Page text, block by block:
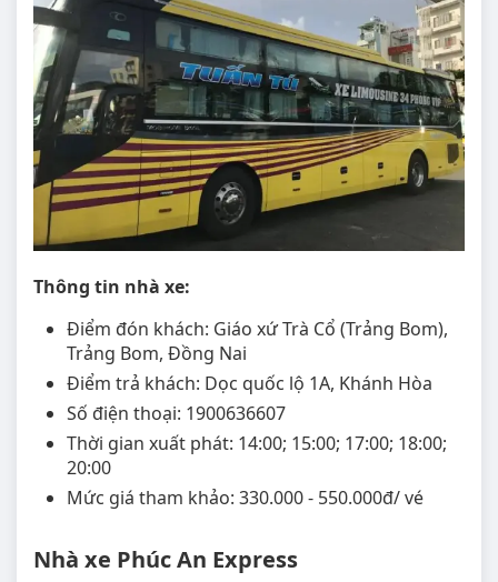
Thông tin nhà xe:
Điểm đón khách: Giáo xứ Trà Cổ (Trảng Bom),
Trảng Bom, Đồng Nai
Điểm trả khách: Dọc quốc lộ 1A, Khánh Hòa
Số điện thoại: 1900636607
Thời gian xuất phát: 14:00; 15:00; 17:00; 18:00;
20:00
Mức giá tham khảo: 330.000 - 550.000đ/ vé
Nhà xe Phúc An Express